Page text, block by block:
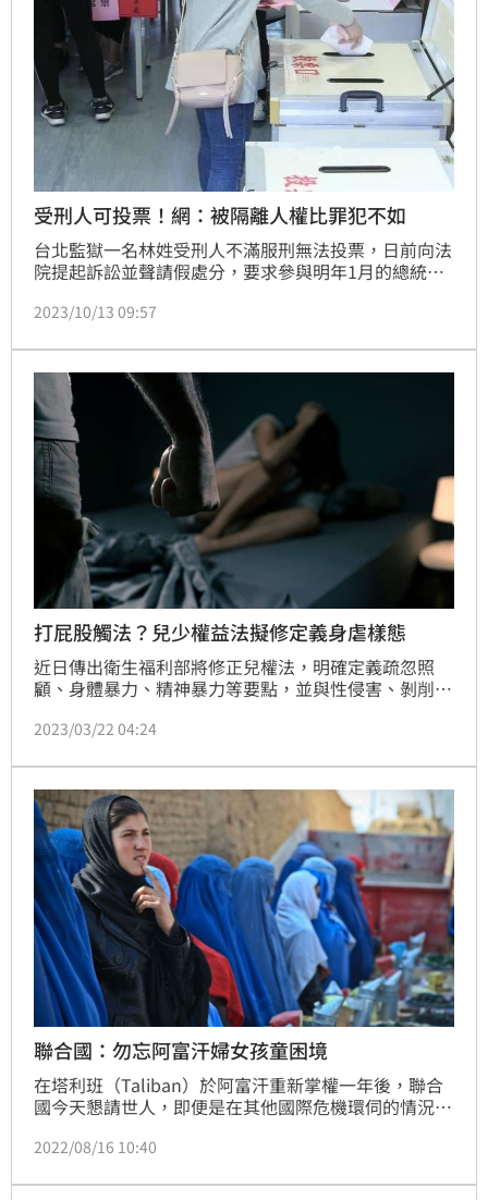
受刑人可投票！網：被隔離人權比罪犯不如
台北監獄一名林姓受刑人不滿服刑無法投票，日前向法
院提起訴訟並聲請假處分，要求參與明年1月的總統大
票所，供林男行使投票權所。對此，全網瞬間炸鍋，有
2023/10/13 09:57
打屁股觸法？兒少權益法擬修定義身虐樣態
近日傳出衛生福利部將修正兒權法，明確定義疏忽照
顧、身體暴力、精神暴力等要點，並與性侵害、剝削等
規範與樣態，認定上回歸兒童權利公約精神。服務司今
體暴力、精神暴力、性暴力及疏忽照顧等都算，但因每
個縣市實務認定上有出入，因此認為應該要重新解釋、
讓法益統一，認定上回歸兒童權利公約精神。（記者：
簡浩正）
2023/03/22 04:24
聯合國：勿忘阿富汗婦女孩童困境
在塔利班（Taliban）於阿富汗重新掌權一年後，聯合
國今天懇請世人，即便是在其他國際危機環伺的情況
2022/08/16 10:40